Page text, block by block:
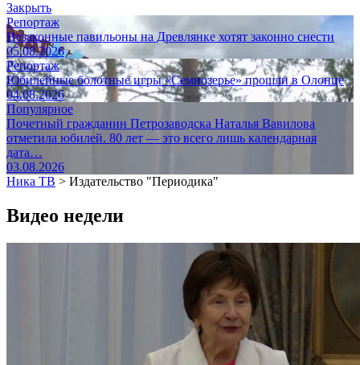
Закрыть
Репортаж
Незаконные павильоны на Древлянке хотят законно снести
05.08.2026
Репортаж
Юбилейные болотные игры «Семиозерье» прошли в Олонце
04.08.2026
Популярное
Почетный гражданин Петрозаводска Наталья Вавилова
отметила юбилей. 80 лет — это всего лишь календарная
дата…
03.08.2026
Ника ТВ > Издательство "Периодика"
Видео недели